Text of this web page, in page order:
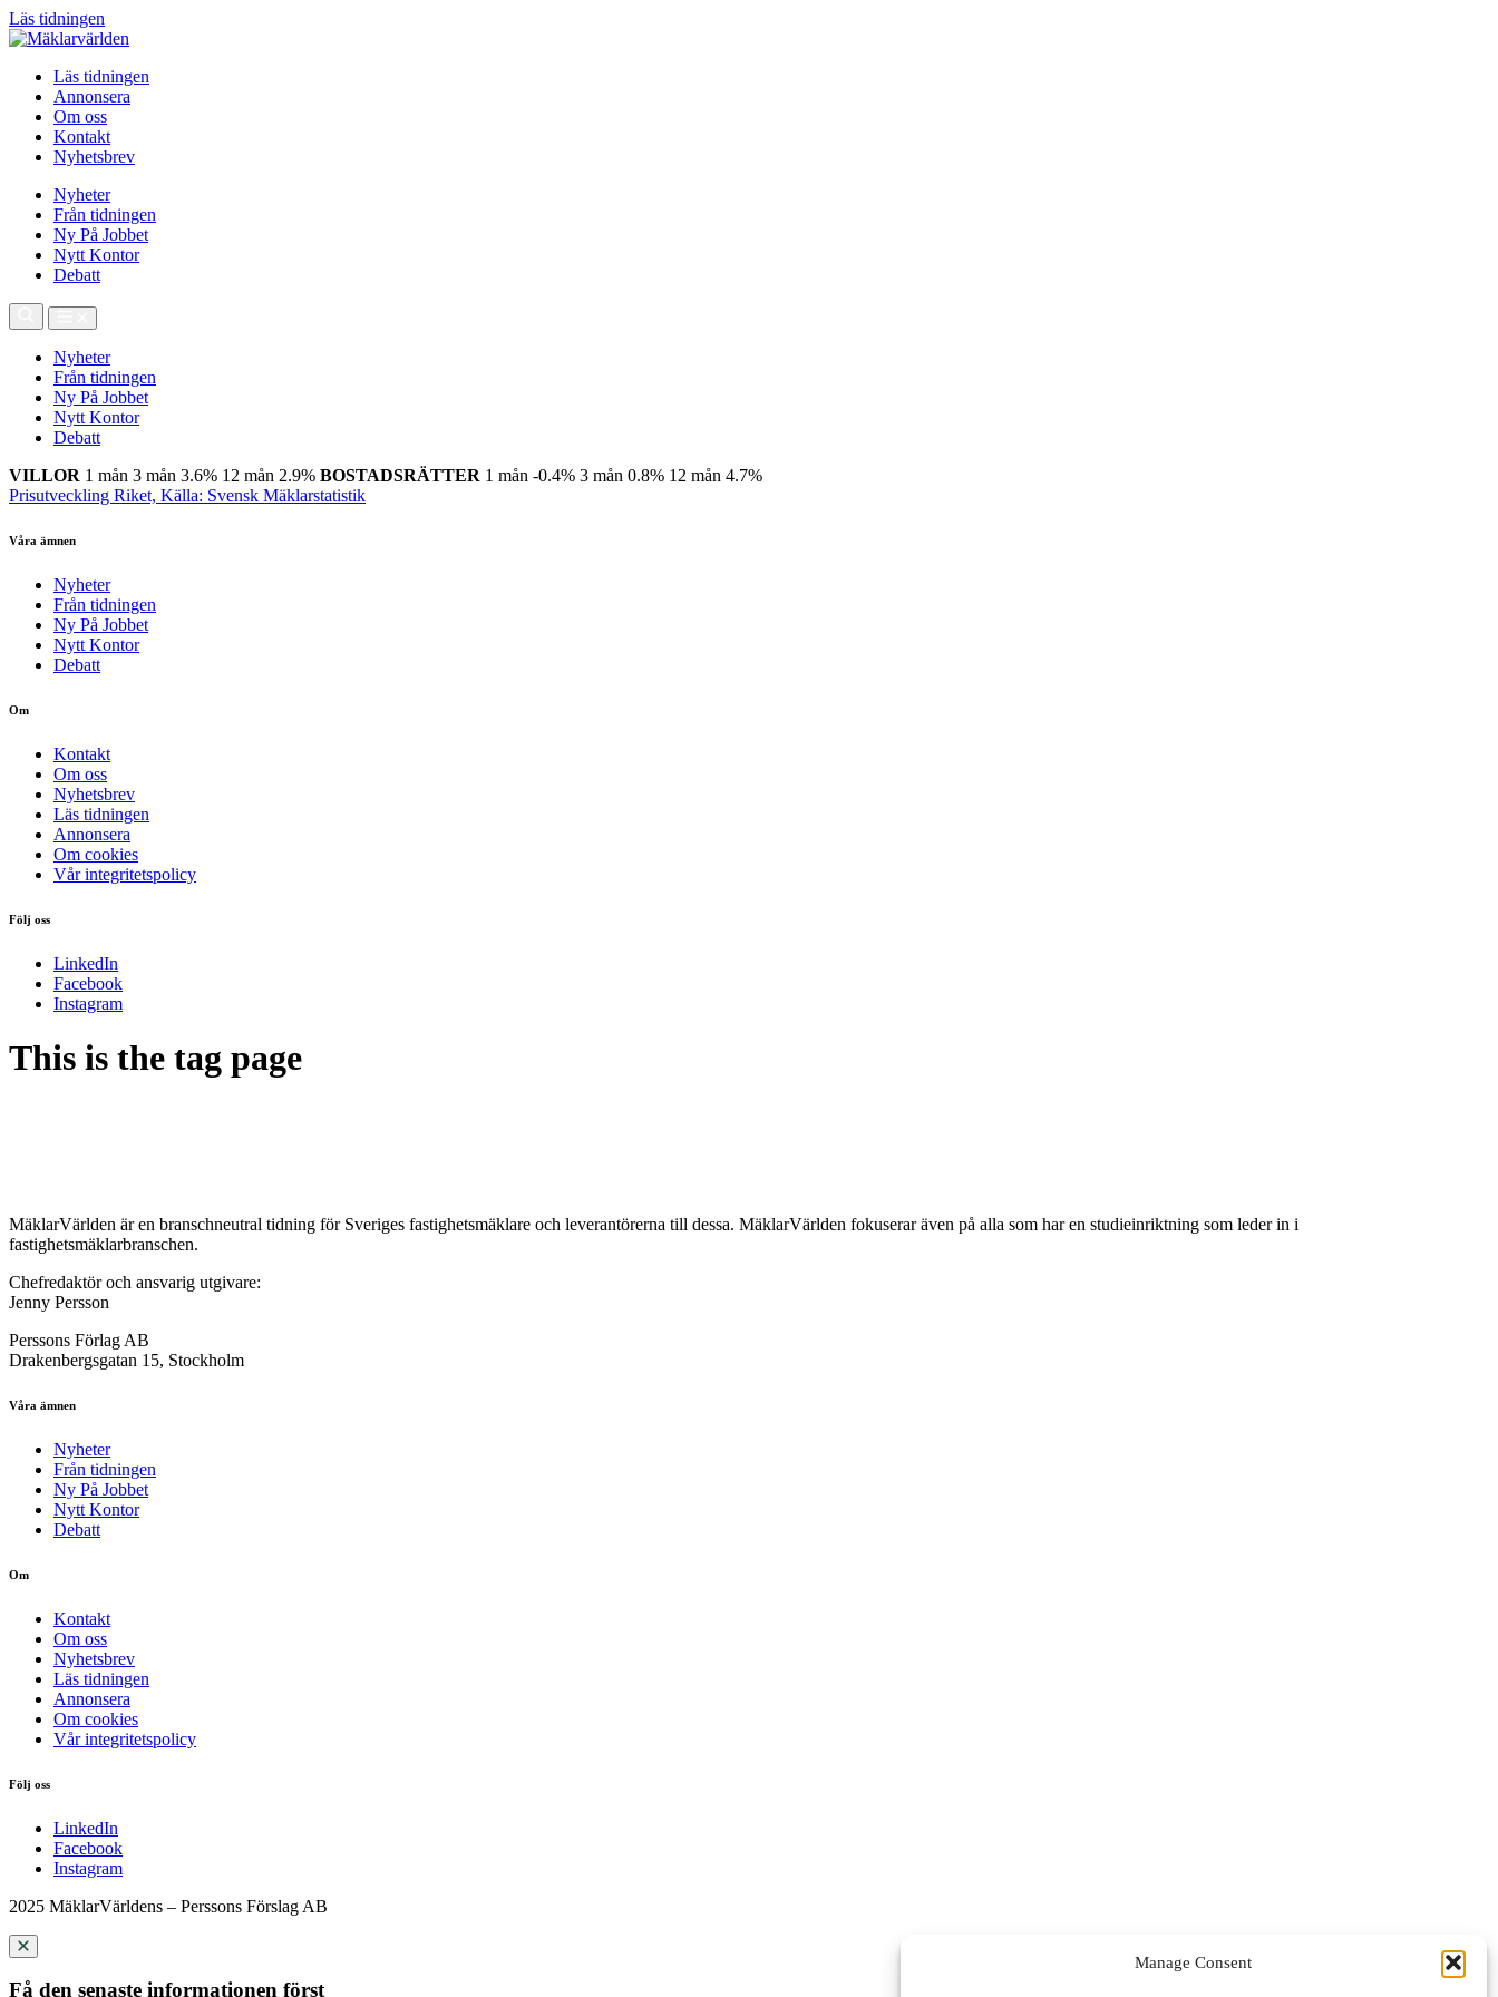
Manage Consent
Läs tidningen
Läs tidningen
Annonsera
Om oss
Kontakt
Nyhetsbrev
Nyheter
Från tidningen
Ny På Jobbet
Nytt Kontor
Debatt
Nyheter
Från tidningen
Ny På Jobbet
Nytt Kontor
Debatt
VILLOR 1 mån 3 mån 3.6% 12 mån 2.9% BOSTADSRÄTTER 1 mån -0.4% 3 mån 0.8% 12 mån 4.7%
Prisutveckling Riket, Källa: Svensk Mäklarstatistik
Våra ämnen
Nyheter
Från tidningen
Ny På Jobbet
Nytt Kontor
Debatt
Om
Kontakt
Om oss
Nyhetsbrev
Läs tidningen
Annonsera
Om cookies
Vår integritetspolicy
Följ oss
LinkedIn
Facebook
Instagram
This is the tag page
MäklarVärlden är en branschneutral tidning för Sveriges fastighetsmäklare och leverantörerna till dessa. MäklarVärlden fokuserar även på alla som har en studieinriktning som leder in i
fastighetsmäklarbranschen.
Chefredaktör och ansvarig utgivare:
Jenny Persson
Perssons Förlag AB
Drakenbergsgatan 15, Stockholm
Våra ämnen
Nyheter
Från tidningen
Ny På Jobbet
Nytt Kontor
Debatt
Om
Kontakt
Om oss
Nyhetsbrev
Läs tidningen
Annonsera
Om cookies
Vår integritetspolicy
Följ oss
LinkedIn
Facebook
Instagram
2025 MäklarVärldens – Perssons Förslag AB
Få den senaste informationen först